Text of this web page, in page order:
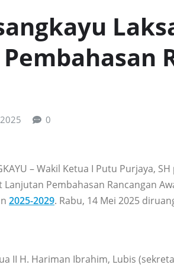
0
– Wakil Ketua I Putu Purjaya,
Lanjutan Pembahasan Rancangan
2025-2029. Rabu, 14 Mei 2025
II H. Hariman Ibrahim, Lubis